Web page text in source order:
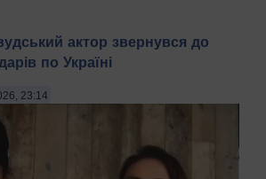
актор звернувся до
по Україні
23:14